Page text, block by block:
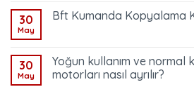
30
May
Bft Kumanda Kopyalama
30
May
Yoğun kullanım ve normal
motorları nasıl ayrılır?